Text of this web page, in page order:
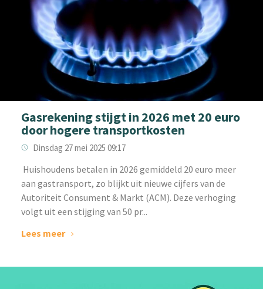
Gasrekening stijgt in 2026 met 20 euro
door hogere transportkosten
Dinsdag 27 mei 2025 09:17
‌ Huishoudens betalen in 2026 gemiddeld 20 euro meer
aan gastransport, zo blijkt uit nieuwe cijfers van de
Autoriteit Consument & Markt (ACM). Deze verhoging
volgt uit een stijging van 50 pr...
Lees meer